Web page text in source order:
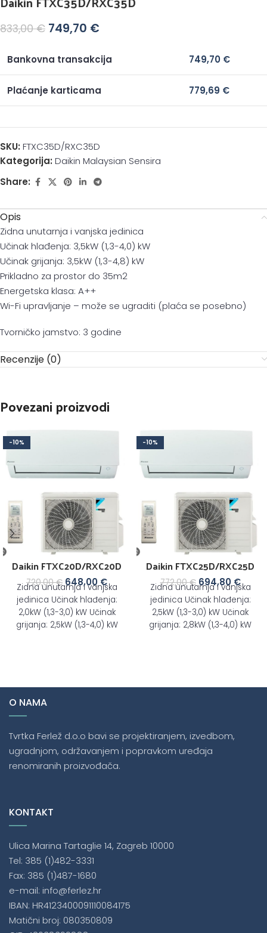
833,00€ 749,70 €
Bankovna transakcija 749,70 €
Plaćanje karticama 779,69 €
SKU: FTXC35D/RXC35D
Kategorija: Daikin Malaysian Sensira
Share:
Opis
Zidna unutarnja i vanjska jedinica
Učinak hlađenja: 3,5kW (1,3-4,0) kW
Učinak grijanja: 3,5kW (1,3-4,8) kW
Prikladno za prostor do 35m2
Energetska klasa: A++
Wi-Fi upravljanje – može se ugraditi (plaća se posebno)
Tvorničko jamstvo: 3 godine
Recenzije (0)
Povezani proizvodi
-10%
Daikin FTXC20D/RXC20D
720,00€ 648,00 €
Zidna unutarnja i vanjska
jedinica Učinak hlađenja:
2,0kW (1,3-3,0) kW Učinak
grijanja: 2,5kW (1,3-4,0) kW
-10%
Daikin FTXC25D/RXC25D
772,00€ 694,80 €
Zidna unutarnja i vanjska
jedinica Učinak hlađenja:
2,5kW (1,3-3,0) kW Učinak
grijanja: 2,8kW (1,3-4,0) kW
O NAMA
Tvrtka Ferlež d.o.o bavi se projektiranjem, izvedbom,
ugradnjom, održavanjem i popravkom uređaja
renomiranih proizvođača.
KONTAKT
Ulica Marina Tartaglie 14, Zagreb 10000
Tel: 385 (1)482-3331
Fax: 385 (1)487-1680
e-mail: info@ferlez.hr
IBAN: HR4123400091110084175
Matični broj: 080350809